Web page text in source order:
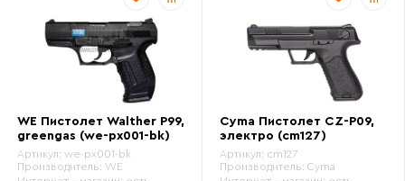
WE Пистолет Walther P99,
greengas (we-px001-bk)
Артикул: we-px001-bk
Производитель: WE
Cyma Пистолет CZ-P09,
электро (cm127)
Артикул: cm127
Производитель: Cyma